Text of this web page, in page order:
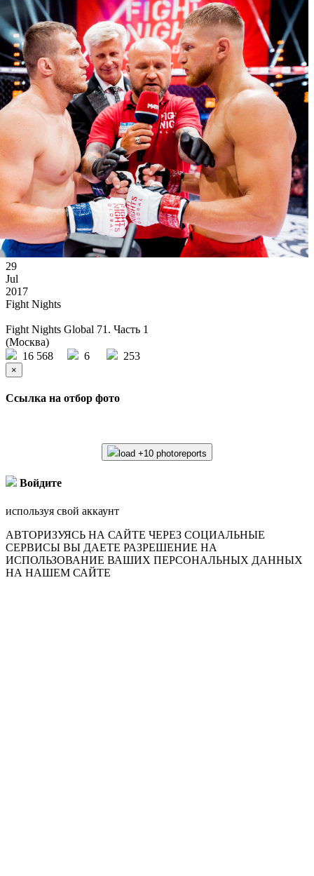
Ссылка на отбор фото
29
Jul
2017
Fight Nights
Fight Nights Global 71. Часть 1
(Москва)
16 568
6 253
×
Ссылка на отбор фото
load +10 photoreports
Войдите
используя свой аккаунт
АВТОРИЗУЯСЬ НА САЙТЕ ЧЕРЕЗ СОЦИАЛЬНЫЕ
СЕРВИСЫ ВЫ ДАЕТЕ РАЗРЕШЕНИЕ НА
ИСПОЛЬЗОВАНИЕ ВАШИХ ПЕРСОНАЛЬНЫХ ДАННЫХ
НА НАШЕМ САЙТЕ